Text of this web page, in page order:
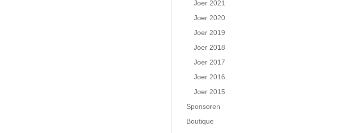
Joer 2021
Joer 2020
Joer 2019
Joer 2018
Joer 2017
Joer 2016
Joer 2015
Sponsoren
Boutique